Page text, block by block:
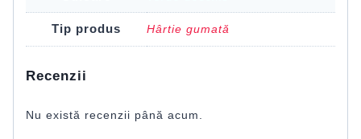
Tip produs Hârtie gumată
Recenzii
Nu există recenzii până acum.